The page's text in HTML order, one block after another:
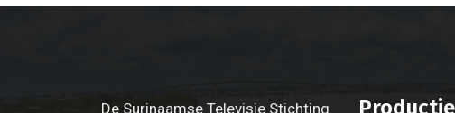
De Surinaamse Televisie Stichting